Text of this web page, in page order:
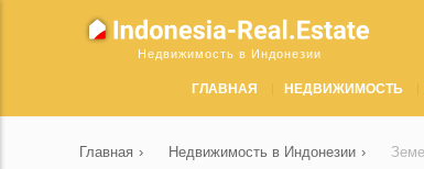
Недвижимость в Индонезии
ГЛАВНАЯ НЕДВИЖИМОСТЬ
Главная › Недвижимость в Индонезии ›